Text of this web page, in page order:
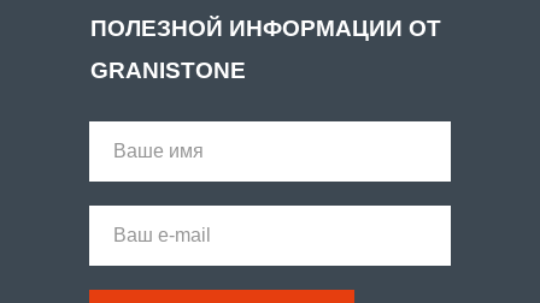
ПОЛЕЗНОЙ ИНФОРМАЦИИ ОТ
GRANISTONE